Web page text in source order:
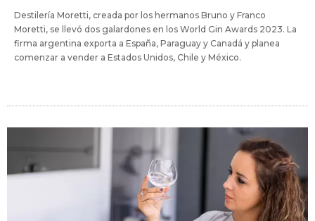
Destilería Moretti, creada por los hermanos Bruno y Franco
Moretti, se llevó dos galardones en los World Gin Awards 2023. La
firma argentina exporta a España, Paraguay y Canadá y planea
comenzar a vender a Estados Unidos, Chile y México.